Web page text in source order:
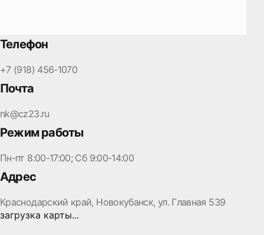
Телефон
+7 (918) 456-1070
Почта
nk@cz23.ru
Режим работы
Пн-пт 8:00-17:00; Сб 9:00-14:00
Адрес
Краснодарский край, Новокубанск, ул. Главная 539
загрузка карты...